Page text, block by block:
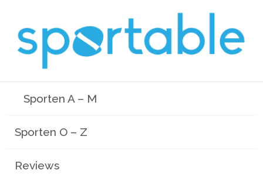
Sporten A – M
Sporten O – Z
Reviews